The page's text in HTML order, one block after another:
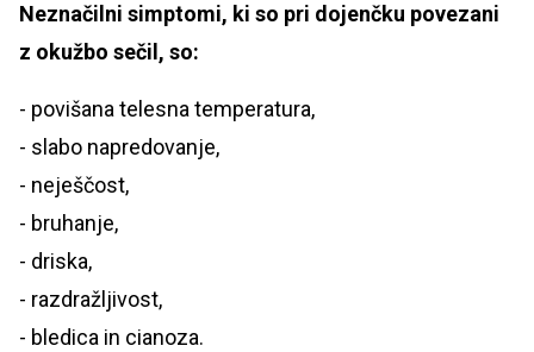
Neznačilni simptomi, ki so pri dojenčku povezani
z okužbo sečil, so:
- povišana telesna temperatura,
- slabo napredovanje,
- neješčost,
- bruhanje,
- driska,
- razdražljivost,
- bledica in cianoza.